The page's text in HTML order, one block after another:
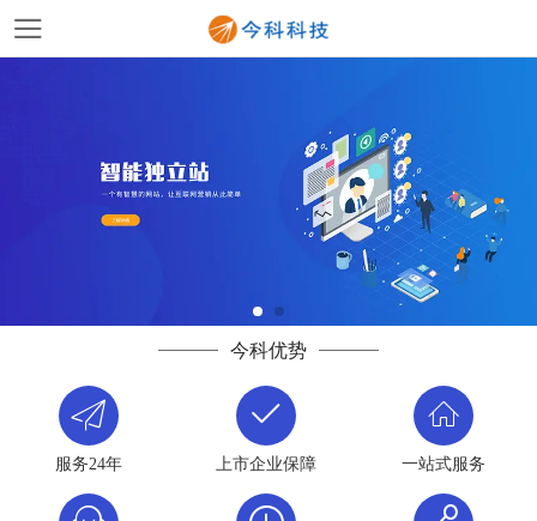
今科优势
服务24年 上市企业保障 一站式服务